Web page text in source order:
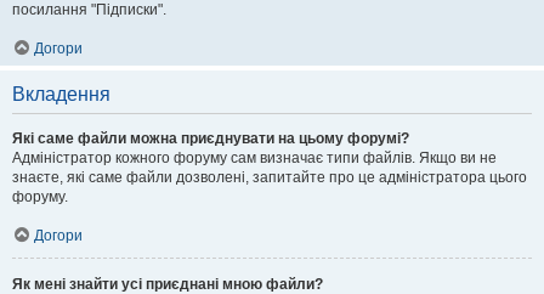
посилання "Підписки".
Догори
Вкладення
Які саме файли можна приєднувати на цьому форумі?
Адміністратор кожного форуму сам визначає типи файлів. Якщо ви не
знаєте, які саме файли дозволені, запитайте про це адміністратора цього
форуму.
Догори
Як мені знайти усі приєднані мною файли?